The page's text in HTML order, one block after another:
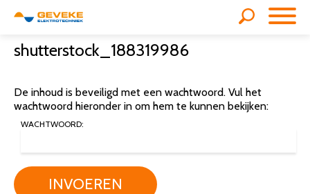
shutterstock_188319986
De inhoud is beveiligd met een wachtwoord. Vul het
wachtwoord hieronder in om hem te kunnen bekijken:
WACHTWOORD:
INVOEREN